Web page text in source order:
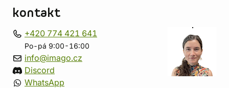
kontakt
+420 774 421 641
Po-pá 9:00-16:00
info@imago.cz
Discord
WhatsApp